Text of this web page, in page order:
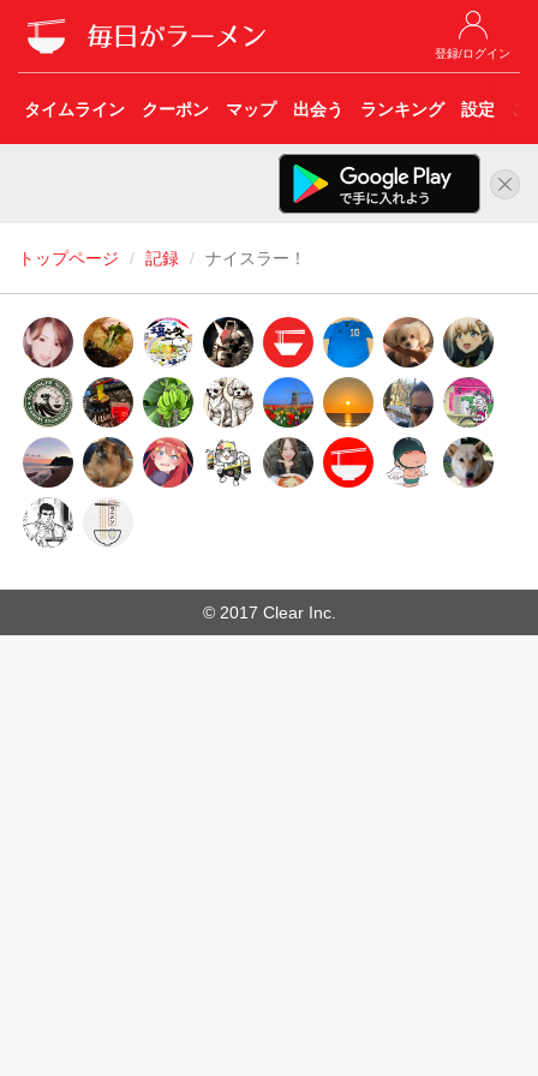
登録/ログイン
タイムライン クーポン マップ 出会う ランキング 設定 こ
トップページ 記録 ナイスラー！
© 2017 Clear Inc.